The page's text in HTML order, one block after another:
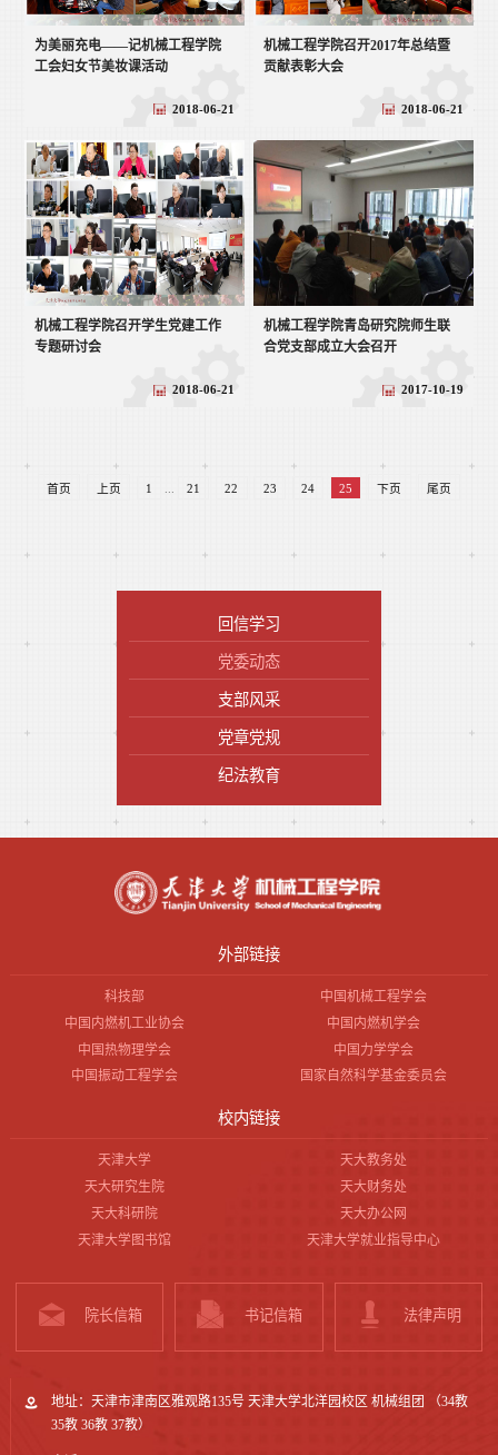
为美丽充电——记机械工程学院
工会妇女节美妆课活动
2018-06-21
机械工程学院召开2017年总结暨
贡献表彰大会
2018-06-21
机械工程学院召开学生党建工作
专题研讨会
2018-06-21
机械工程学院青岛研究院师生联
合党支部成立大会召开
2017-10-19
首页 上页 1 21 22 23 24 25 下页 尾页
回信学习
党委动态
支部风采
党章党规
纪法教育
外部链接
科技部
中国机械工程学会
中国内燃机工业协会
中国内燃机学会
中国热物理学会
中国力学学会
中国振动工程学会
国家自然科学基金委员会
校内链接
天津大学
天大教务处
天大研究生院
天大财务处
天大科研院
天大办公网
天津大学图书馆
天津大学就业指导中心
院长信箱 书记信箱 法律声明
地址：天津市津南区雅观路135号 天津大学北洋园校区 机械组团 （34教
35教 36教 37教）